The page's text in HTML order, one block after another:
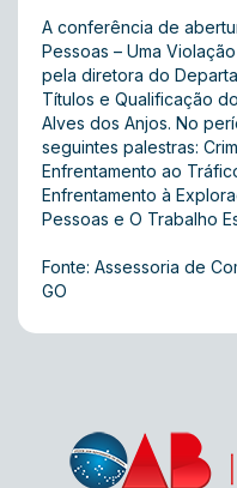
A conferência de
Pessoas – Uma
pela diretora do
Títulos e Qualificação
Alves dos Anjos. No
seguintes palestras:
Enfrentamento ao
Enfrentamento à
Pessoas e O Trabalho
Fonte: Assessoria de
GO